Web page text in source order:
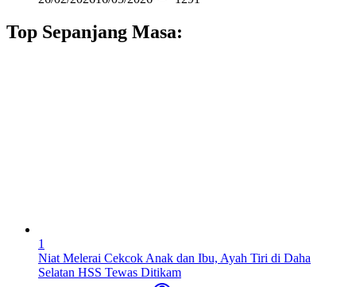
Top Sepanjang Masa:
1
Niat Melerai Cekcok Anak dan Ibu, Ayah Tiri di Daha
Selatan HSS Tewas Ditikam